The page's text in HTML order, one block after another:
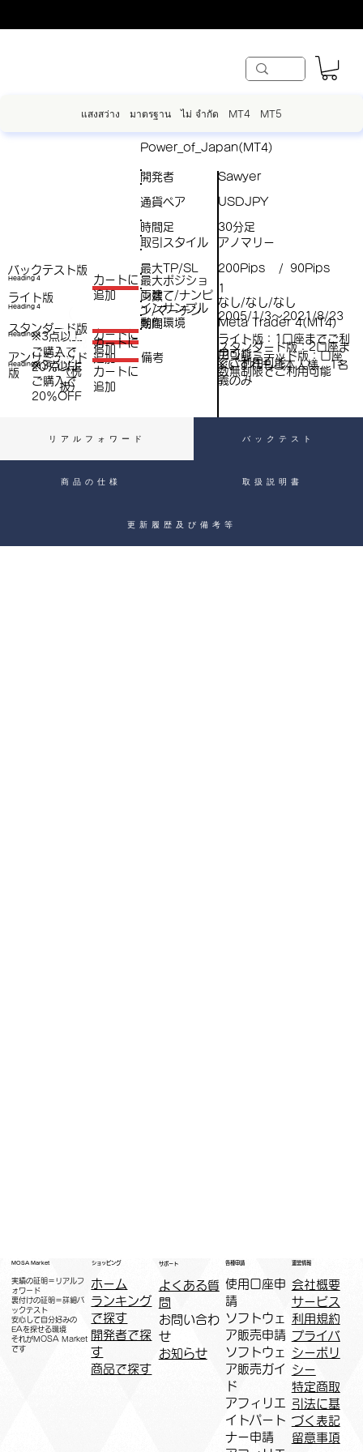
แสงสว่าง มาตรฐาน ไม่ จำกัด MT4 MT5
バックテスト版
スタンダード版
アンリミテッド
版
Power_of_Japan(MT4)
開発者 Sawyer
最大ポジショ
ン数
1
Heading 4
​カートに
追加
税
抜
）
Heading 4
​カートに
追加
Heading 4※3点以上
ご購入で​
20％OFF
（税
抜）
​カートに
追加
Heading 4
（税
抜）
※3点以上
ご購入で​
20％OFF
​カートに
追加
ライト版
通貨ペア USDJPY
取引スタイル アノマリー
最大TP/SL 200Pips / 90Pips
両建て/ナンピ
ン/マーチン
なし/なし/なし
インサンプル
期間
2005/1/3～2021/8/23
動作環境 Meta Trader 4(MT4)
時間足 30分足
備考
ライト版：1口座までご利
用可能
スタンダード版：2口座ま
でご利用可能
アンリミテッド版：口座
数無制限でご利用可能
※いずれもご本人様、1名
義のみ
リアルフォワード バックテスト
商品の仕様 取扱説明書
更新履歴及び備考等
MOSA Market
実績の証明＝リアルフ
ォワード
裏付けの証明＝詳細バ
ックテスト
安心して自分好みの
EAを探せる環境
​それがMOSA Market
です
ショッピング
ホーム
ランキング
で探す
開発者で探
す
商品で探す
サポート
よくある質
問
お問い合わ
せ
お知らせ
各種申請
​使用口座申
請
ソフトウェ
ア販売申請
ソフトウェ
ア販売ガイ
ド
アフィリエ
イトパート
ナー申請​
運営情報
会社概要
サービス
利用規約
プライバ
シーポリ
シー
特定商取
引法に基
づく表記
​留意事項